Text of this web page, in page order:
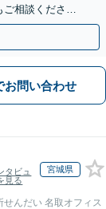
相談くださ
営業】
お問い合わせ
タビュ
見る
宮城県
んだい 名取オフィス